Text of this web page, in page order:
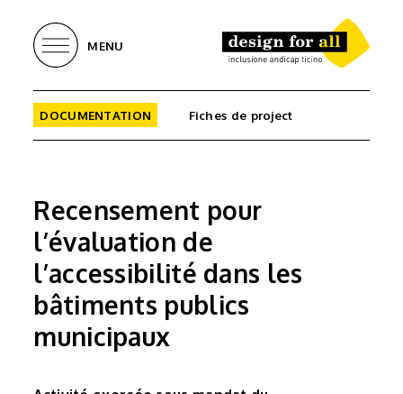
MENU
DOCUMENTATION Fiches de project
Recensement pour
l’évaluation de
l’accessibilité dans les
bâtiments publics
municipaux